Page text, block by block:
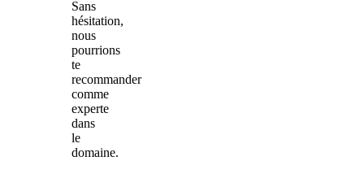
Sans
hésitation,
nous
pourrions
te
recommander
comme
experte
dans
le
domaine.